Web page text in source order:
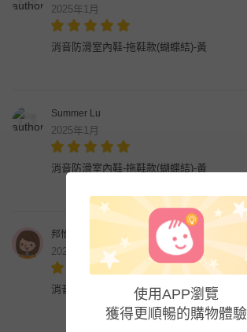
2025年1月
消音防滑室內鞋-拖鞋款(蝴蝶結)-黃
Summer Lu
2025年1月
消音防滑室內鞋-拖鞋款(蝴蝶結)-黃
邦怡安
2025年1月
消音防滑室內鞋-拖鞋款(格子)-天藍
使用APP瀏覽
獲得更順暢的購物體驗